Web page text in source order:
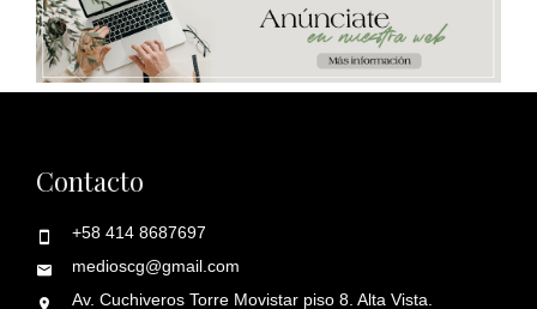
Contacto
+58 414 8687697
medioscg@gmail.com
Av. Cuchiveros Torre Movistar piso 8. Alta Vista.